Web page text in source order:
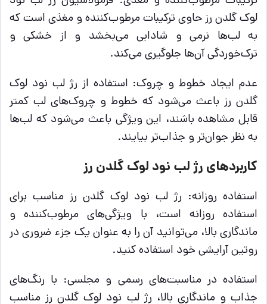
لوک گلدن رز حاوی ترکیبات مرطوب‌کننده و مغذی است که
به لب‌ها نرمی و شادابی می‌بخشد و از خشکی و
ترک‌خوردگی آن‌ها جلوگیری می‌کند.
عدم ایجاد خطوط و چروک: استفاده از رژ لب نود لوک
گلدن رز باعث می‌شود که خطوط و چروک‌های لب کمتر
قابل مشاهده باشند، این ویژگی باعث می‌شود که لب‌ها
به نظر جوان‌تر و جذاب‌تر بیایند.
کاربردهای رژ لب نود لوک گلدن رز
استفاده روزانه: رژ لب نود لوک گلدن رز مناسب برای
استفاده روزانه است، با ویژگی‌های مرطوب‌کننده و
ماندگاری بالا، می‌توانید آن را به عنوان یک جزء ضروری در
روتین آرایشی خود استفاده کنید.
استفاده در مناسبت‌های رسمی و مجلسی: با رنگ‌های
جذاب و ماندگاری بالا، رژ لب نود لوک گلدن رز مناسب